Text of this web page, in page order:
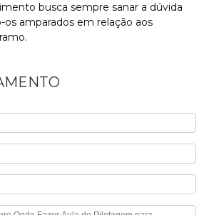
busca sempre sanar a dúvida
os amparados em relação aos